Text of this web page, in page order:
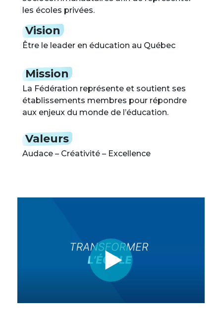
les écoles privées.
Vision
Être le leader en éducation au Québec
Mission
La Fédération représente et soutient ses
établissements membres pour répondre
aux enjeux du monde de l’éducation.
Valeurs
Audace – Créativité – Excellence